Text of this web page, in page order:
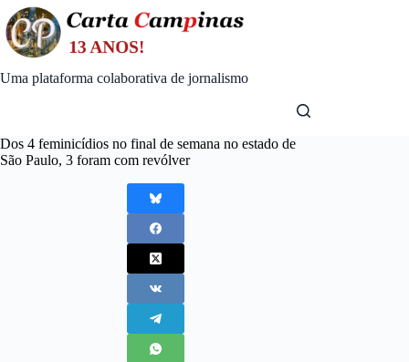
Skip
to
content
Uma plataforma colaborativa de jornalismo
Dos 4 feminicídios no final de semana no estado de
São Paulo, 3 foram com revólver